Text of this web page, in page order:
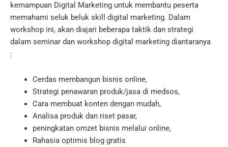
kemampuan Digital Marketing untuk membantu peserta
memahami seluk beluk skill digital marketing. Dalam
workshop ini, akan diajari beberapa taktik dan strategi
dalam seminar dan workshop digital marketing diantaranya
:
Cerdas membangun bisnis online,
Strategi penawaran produk/jasa di medsos,
Cara membuat konten dengan mudah,
Analisa produk dan riset pasar,
peningkatan omzet bisnis melalui online,
Rahasia optimis blog gratis